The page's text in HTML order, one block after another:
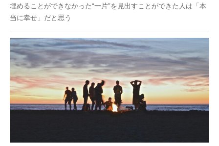
埋めることができなかった“一片”を見出すことができた人は「本
当に幸せ」だと思う